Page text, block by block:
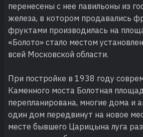
перенесены с нее павильоны из
железа, в котором продавались
фруктами производилась на
«Болото» стало местом
всей Московской области.
При постройке в 1938 году
Каменного моста Болотная
перепланирована, многие дома и
один дом передвинут на новое
месте бывшего Царицына луга